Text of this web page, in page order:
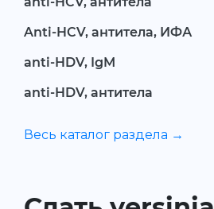
Anti-HCV, антитела, ИФА
anti-HDV, IgM
anti-HDV, антитела
Весь каталог раздела →